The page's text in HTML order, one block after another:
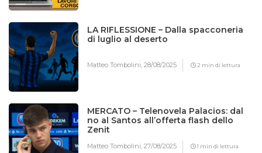
LA RIFLESSIONE – Dalla spacconeria
di luglio al deserto
Matteo Tombolini,28/08/2025 2 min di lettura
MERCATO – Telenovela Palacios: dal
no al Santos all’offerta flash dello
Zenit
Matteo Tombolini,27/08/2025 1 min di lettura